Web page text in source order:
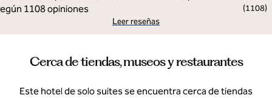
(1108)
Leer reseñas
Cerca de tiendas, museos y restaurantes
Este hotel de solo suites se encuentra cerca de tiendas